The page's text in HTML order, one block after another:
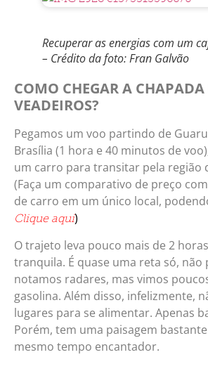
Recuperar as energias com um
– Crédito da foto: Fran Galvão
COMO CHEGAR A CHAPADA
VEADEIROS?
Pegamos um voo partindo de
Brasília (1 hora e 40 minutos de
um carro para transitar pela região
(Faça um comparativo de preço
de carro em um único local,
Clique aqui)
O trajeto leva pouco mais de 2
tranquila. É quase uma reta só, não
notamos radares, mas vimos
gasolina. Além disso, infelizmente,
lugares para se alimentar. Apenas
Porém, tem uma paisagem
mesmo tempo encantador.